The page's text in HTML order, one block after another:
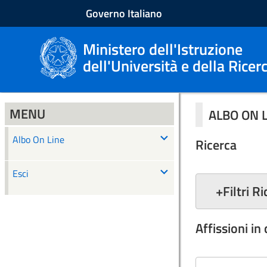
Governo Italiano
Ministero dell'Istruzione
dell'Università e della
MENU
Albo On Line
Esci
ALBO ON
Ricerca
+Filtri
Affissioni in